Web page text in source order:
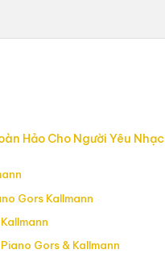
Hảo Cho Người Yêu Nhạc
Gors Kallmann
Gors & Kallmann